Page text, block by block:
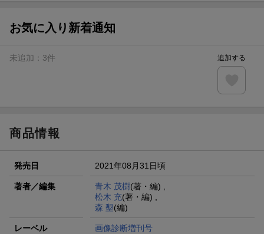
が当たる！
楽天モバイル紹介キャンペーンの拡散で300円OFFクーポン
条件達成で楽天限定・宝塚歌劇 宙組貸切公演ペアチケット
お気に入り新着通知
未追加： 3件 追加する
商品情報
発売日 2021年08月31日頃
著者／編集 青木 茂樹(著・編) ,
松木 充(著・編) ,
森 墾(編)
レーベル 画像診断増刊号